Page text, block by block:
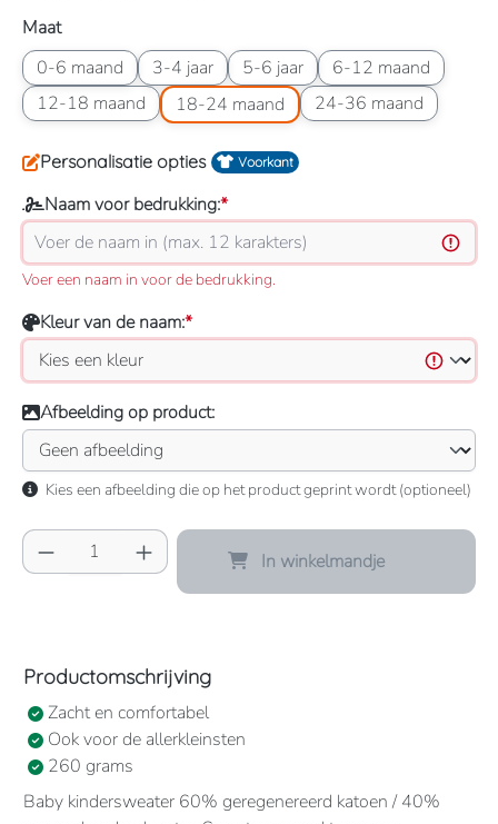
Selecteer
Maat
0-6 maand
Maatoptie: 0-6 maand
3-4 jaar
Maatoptie: 3-4 jaar
5-6 jaar
Maatoptie: 5-6 jaar6-12 maand
Maatoptie: 6-12 maand
12-18 maand
Maatoptie: 12-18 maand18-24 maand
Maatoptie: 18-24 maand24-36 maand
Maatoptie: 24-36 maand
Personalisatie opties Voorkant
Naam voor bedrukking:*
Voer een naam in voor de bedrukking.
Kleur van de naam:*
Afbeelding op product:
Kies een afbeelding die op het product geprint wordt (optioneel)
Producthoeveelheid: Voer de gewenste
In winkelmandje
Productomschrijving
Zacht en comfortabel
Ook voor de allerkleinsten
260 grams
Baby kindersweater 60% geregenereerd katoen / 40%